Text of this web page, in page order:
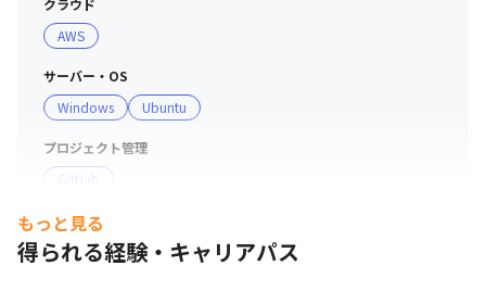
クラウド
AWS
サーバー・OS
Windows
Ubuntu
プロジェクト管理
GitHub
その他
Raspberry Pi
もっと見る
得られる経験・キャリアパス